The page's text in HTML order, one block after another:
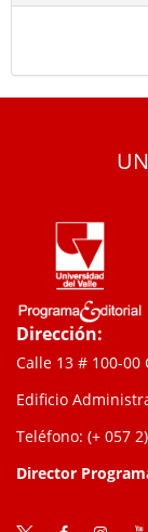
Dirección:
Calle 13 # 100-
Edificio
Teléfono: (+ 057
Director